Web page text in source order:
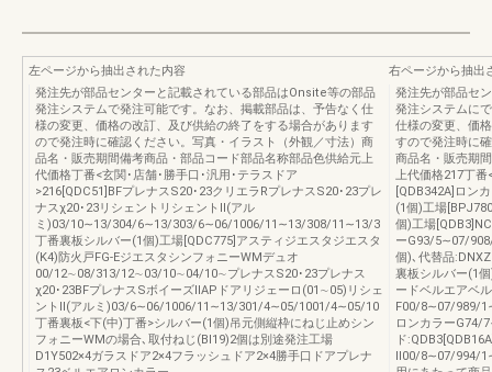
左ページから抽出された内容
発注先が部品センターと記載されている部品はOnsite等の部品
発注システムで発注可能です。なお、掲載部品は、予告なく仕
様の変更、価格の改訂、及び供給の終了をする場合があります
ので発注時に確認ください。写真・イラスト（外観／寸法）商
品名・販売期間備考商品・部品コード部品名称部品色供給元上
代価格丁番<玄関･店舗･勝手口･汎用･テラスドア
>216[QDC51]BFプレナスS20･23クリエラRプレナスS20･23プレ
ナスχ20･23リシェントリシェントⅡ(アル
ミ)03/10∼13/304/6∼13/303/6∼06/1006/11∼13/308/11∼13/3
丁番裏板シルバー(1個)工場[QDC775]アスティジエスタジエスタ
(K4)防火戸FG-EジエスタシンフォニーWMデュオ
00/12∼08/313/12∼03/10∼04/10∼プレナスS20･23プレナス
χ20･23BFプレナスSボイーズⅡAPドアリジェーロ(01∼05)リシェ
ントⅡ(アルミ)03/6∼06/1006/11∼13/301/4∼05/1001/4∼05/10
丁番裏板<下(中)丁番>シルバー(1個)吊元側縦枠にねじ止めシン
フォニーWMの場合､取付ねじ(BI19)2個は別途発注工場
D1Y502×4ガラスドア2×4フラッシュドア2×4勝手口ドアプレナ
右ページから抽出
発注先が部品セ
発注システムに
仕様の変更、価
すので発注時に
商品名・販売期
上代価格217丁番
[QDB342A]ロン
(1個)工場
個)工場
ーG93/5∼07/
個)､代替品
裏板シルバー(1
ードベルエアベ
F00/8∼07/989/
ロンカラーG74/
ド
Ⅱ00/8∼07/994/